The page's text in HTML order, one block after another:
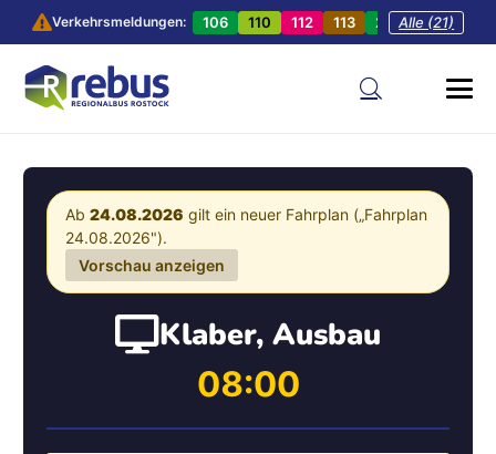
Verkehrsmeldungen: 106 110 112 113 201 202
Alle (21)
Ab 24.08.2026 gilt ein neuer Fahrplan („Fahrplan
24.08.2026").
Vorschau anzeigen
Klaber, Ausbau
08:00